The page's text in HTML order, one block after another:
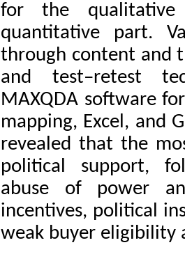
for the
quantitative part.
through content and
and test–retest
MAXQDA software
mapping, Excel, and
revealed that the
political support,
abuse of power
incentives, political
weak buyer eligibility